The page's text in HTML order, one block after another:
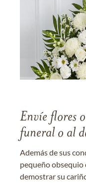
Envíe flores
funeral o al
Además de sus
pequeño obsequio
demostrar su